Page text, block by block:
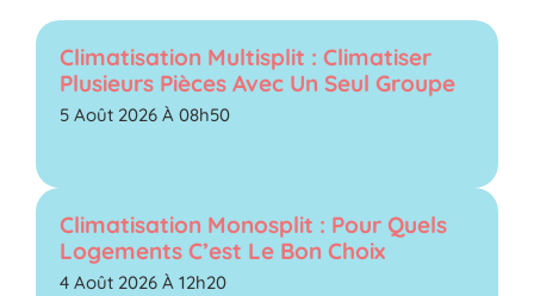
Climatisation Multisplit : Climatiser
Plusieurs Pièces Avec Un Seul Groupe
5 Août 2026 À 08h50
Climatisation Monosplit : Pour Quels
Logements C’est Le Bon Choix
4 Août 2026 À 12h20